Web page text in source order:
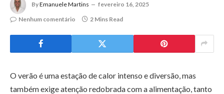
ByEmanuele Martins
fevereiro 16, 2025
Nenhum comentário
2 Mins Read
O verão é uma estação de calor intenso e diversão, mas
também exige atenção redobrada com a alimentação, tanto